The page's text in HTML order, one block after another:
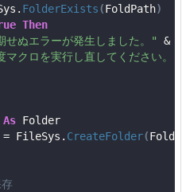
FolderExists(FoldPath)
Then
せぬエラーが発生しました。"
&
マクロを実行し直してください。"
As Folder
= FileSys. CreateFolder(